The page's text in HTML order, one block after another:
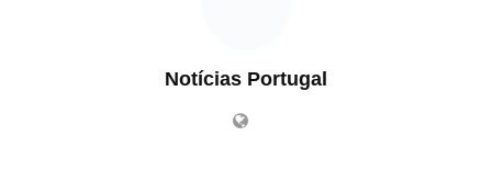
Notícias Portugal